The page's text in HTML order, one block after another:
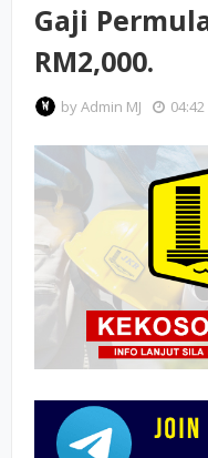
Gaji
RM2,000.
byAdmin MJ 04:42